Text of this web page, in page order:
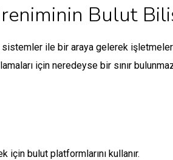
Bulut
ile bir araya gelerek
için neredeyse bir sınır
bulut platformlarını kullanır.